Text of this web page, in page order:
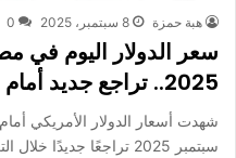
هبة حمزة 8 سبتمبر، 2025 0
2025.. تراجع جديد أمام الجنيه
سبتمبر 2025 تراجعًا